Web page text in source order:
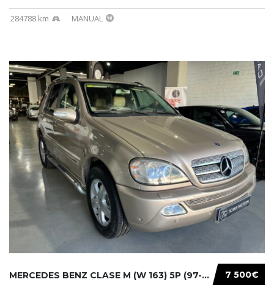
284788 km MANUAL
7 500€
MERCEDES BENZ CLASE M (W 163) 5P (97-05) 200...